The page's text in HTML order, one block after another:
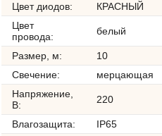
Цвет диодов:
КРАСНЫЙ
Цвет
провода:
белый
Размер, м:
10
Свечение:
мерцающая
Напряжение,
В:
220
Влагозащита:
IP65